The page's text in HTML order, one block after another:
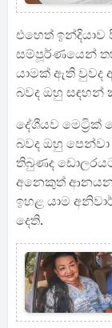
එහෙත්
සම්පූර්ණයෙන්
යාමක් ඇති වුවද
බවද ඔහු සඳහන්
දේශීයව
බවද ඔහු
තිබුණද
අනෙකුත් ආනයන
ඉහළ යාම
දෙති.